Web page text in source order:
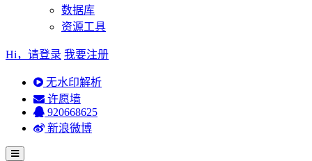
数据库
资源工具
Hi，请登录 我要注册
无水印解析
许愿墙
920668625
新浪微博